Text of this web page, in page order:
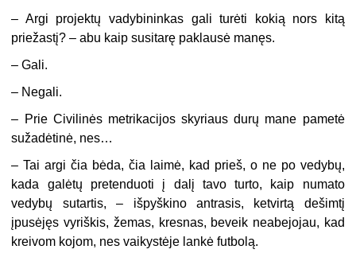
– Argi projektų vadybininkas gali turėti kokią nors kitą
priežastį? – abu kaip susitarę paklausė manęs.
– Gali.
– Negali.
– Prie Civilinės metrikacijos skyriaus durų mane pametė
sužadėtinė, nes…
– Tai argi čia bėda, čia laimė, kad prieš, o ne po vedybų,
kada galėtų pretenduoti į dalį tavo turto, kaip numato
vedybų sutartis, – išpyškino antrasis, ketvirtą dešimtį
įpusėjęs vyriškis, žemas, kresnas, beveik neabejojau, kad
kreivom kojom, nes vaikystėje lankė futbolą.